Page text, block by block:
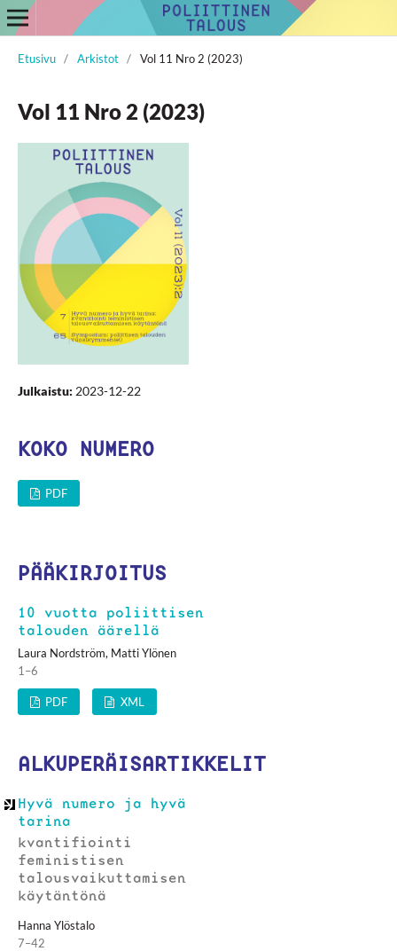
Etusivu / Arkistot / Vol 11 Nro 2 (2023)
Vol 11 Nro 2 (2023)
Julkaistu: 2023-12-22
KOKO NUMERO
PDF
PÄÄKIRJOITUS
10 vuotta poliittisen
talouden äärellä
Laura Nordström, Matti Ylönen
1–6
PDF XML
ALKUPERÄISARTIKKELIT
Hyvä numero ja hyvä
tarina
kvantifiointi
feministisen
talousvaikuttamisen
käytäntönä
Hanna Ylöstalo
7–42